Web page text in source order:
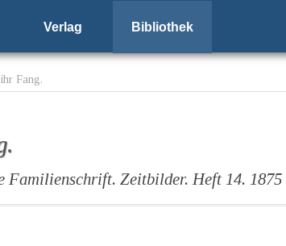
Verlag Bibliothek
Fang.
Zeitbilder. Heft 14. 1875